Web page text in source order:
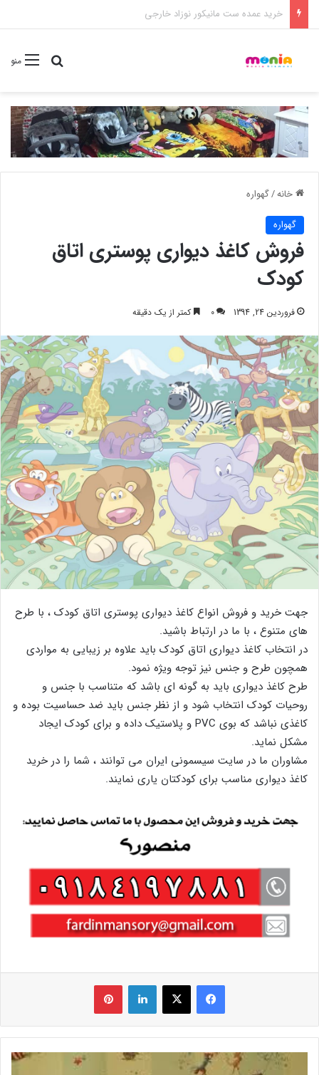
خرید شامپو سر و بدن 500 میل کودک موستلا
منوجستجو
خانه/گهواره
گهواره
فروش کاغذ دیواری پوستری اتاق
کودک
فروردین 24, 1394 0 کمتر از یک دقیقه
جهت خرید و فروش انواع کاغذ دیواری پوستری اتاق کودک ، با طرح
های متنوع ، با ما در ارتباط باشید.
در انتخاب کاغذ دیواری اتاق کودک باید علاوه بر زیبایی به مواردی
همچون طرح و جنس نیز توجه ویژه نمود.
طرح کاغذ دیواری باید به گونه ای باشد که متناسب با جنس و
روحیات کودک انتخاب شود و از نظر جنس باید ضد حساسیت بوده و
کاغذی نباشد که بوی PVC و پلاستیک داده و برای کودک ایجاد
مشکل نماید.
مشاوران ما در سایت سیسمونی ایران می توانند ، شما را در خرید
کاغذ دیواری مناسب برای کودکتان یاری نمایند.
فیس بوک X لینکدین ‫پین‌ترست